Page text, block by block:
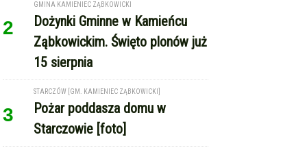
2
GMINA KAMIENIEC ZĄBKOWICKI
Dożynki Gminne w Kamieńcu
Ząbkowickim. Święto plonów już
15 sierpnia
3
STARCZÓW [GM. KAMIENIEC ZĄBKOWICKI]
Pożar poddasza domu w
Starczowie [foto]